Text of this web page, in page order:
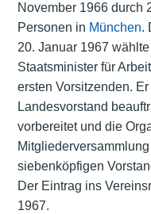
November 1966 durch
Personen in München.
20. Januar 1967 wählte
Staatsminister für
ersten Vorsitzenden.
Landesvorstand
vorbereitet und die
siebenköpfigen
Der Eintrag ins
1967.